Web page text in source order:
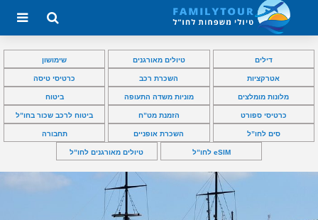
דילים טיולים מאורגנים שימושון
אטרקציות השכרת רכב כרטיסי טיסה
מלונות מומלצים מוניות משדה התעופה ביטוח
כרטיסי ספורט הזמנת מט”ח ביטוח לרכב שכור בחו”ל
סים לחו”ל השכרת אופניים תחבורה
eSIM לחו”ל טיולים מאורגנים לחו”ל